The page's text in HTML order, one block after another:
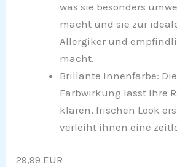
was sie besonders
macht und sie zur
Allergiker und
macht.
Brillante Innenfarbe:
Farbwirkung lässt Ihre
klaren, frischen Look
verleiht ihnen eine
29,99 EUR